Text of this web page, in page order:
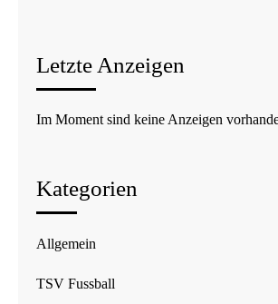
Letzte Anzeigen
Im Moment sind keine Anzeigen
Kategorien
Allgemein
TSV Fussball